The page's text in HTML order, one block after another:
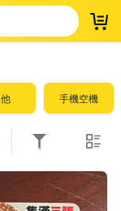
登
手機空機